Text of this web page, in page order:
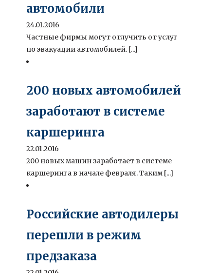
автомобили
24.01.2016
Частные фирмы могут отлучить от услуг
по эвакуации автомобилей. [...]
200 новых автомобилей
заработают в системе
каршеринга
22.01.2016
200 новых машин заработает в системе
каршеринга в начале февраля. Таким [...]
Российские автодилеры
перешли в режим
предзаказа